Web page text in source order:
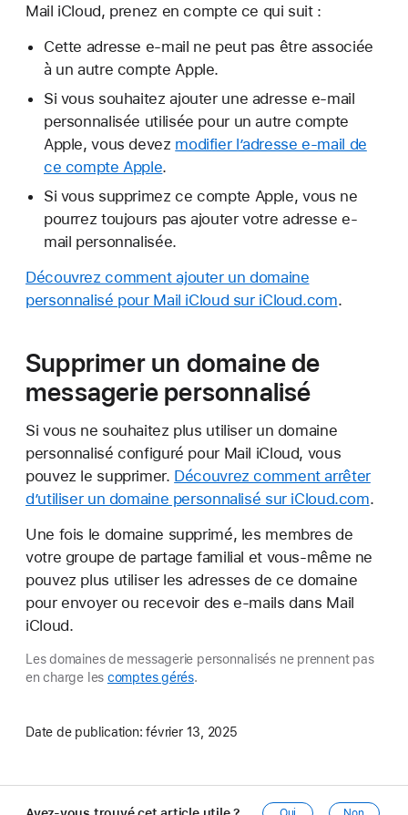
Mail iCloud, prenez en compte ce qui suit :
Cette adresse e-mail ne peut pas être associée
à un autre compte Apple.
Si vous souhaitez ajouter une adresse e-mail
personnalisée utilisée pour un autre compte
Apple, vous devez modifier l’adresse e-mail de
ce compte Apple.
Si vous supprimez ce compte Apple, vous ne
pourrez toujours pas ajouter votre adresse e-
mail personnalisée.
Découvrez comment ajouter un domaine
personnalisé pour Mail iCloud sur iCloud.com.
Supprimer un domaine de
messagerie personnalisé
Si vous ne souhaitez plus utiliser un domaine
personnalisé configuré pour Mail iCloud, vous
pouvez le supprimer. Découvrez comment arrêter
d’utiliser un domaine personnalisé sur iCloud.com.
Une fois le domaine supprimé, les membres de
votre groupe de partage familial et vous-même ne
pouvez plus utiliser les adresses de ce domaine
pour envoyer ou recevoir des e-mails dans Mail
iCloud.
Les domaines de messagerie personnalisés ne prennent pas
en charge les comptes gérés.
Date de publication: février 13, 2025